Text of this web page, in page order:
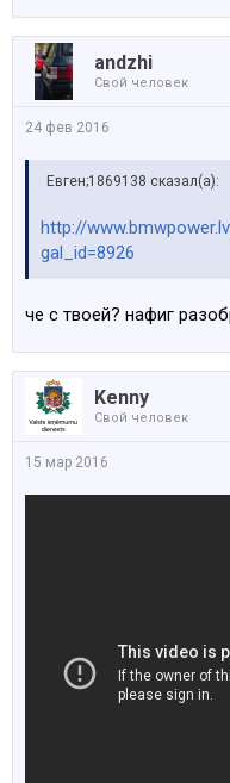
аndzhi
Свой человек
24 фев 2016
Евген;1869138 сказал(а):
http://
gal_id=8926
че с твоей? нафиг
Kenny
Свой человек
15 мар 2016